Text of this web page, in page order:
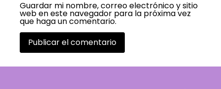
Guardar mi nombre, correo electrónico y sitio
web en este navegador para la próxima vez
que haga un comentario.